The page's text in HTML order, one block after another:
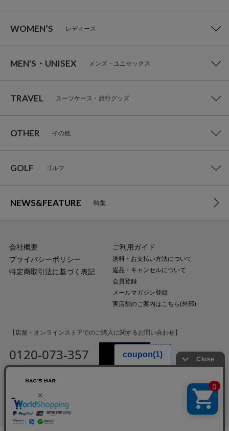
WOMEN’S レディース
MEN'S・UNISEX メンズ・ユニセックス
TRAVEL スーツケース・旅行グッズ
OTHER その他
GOLF ゴルフ
NEWS&FEATURE 特集
会社概要
プライバシーポリシー
特定商取引法に基づく表記
ご利用ガイド
送料・お支払い方法について
返品・キャンセルについて
会員登録
メールマガジン登録
実店舗のご案内はこちら(外部)
【店舗・オンラインストアでのご購入に関するお問い合わせ】
0120-073-357 MAIL
（土・日・祝日・年末年始を除く）